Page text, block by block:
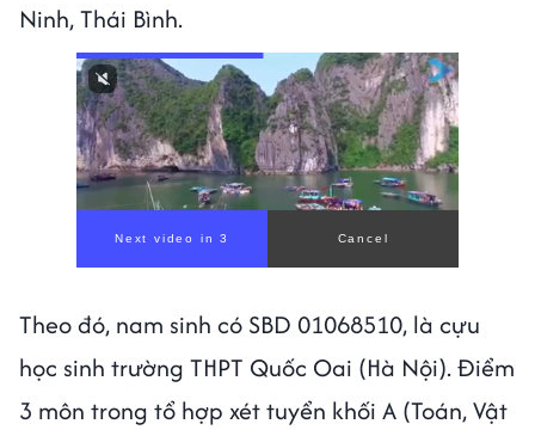
Ninh, Thái Bình.
Next video in 1 Cancel
Theo đó, nam sinh có SBD 01068510, là cựu
học sinh trường THPT Quốc Oai (Hà Nội). Điểm
3 môn trong tổ hợp xét tuyển khối A (Toán, Vật